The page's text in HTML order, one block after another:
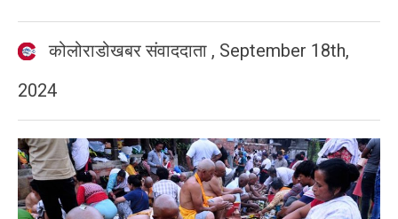
कोलोराडोखबर संवाददाता , September 18th,
2024